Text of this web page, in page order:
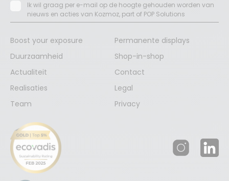
Ik wil graag per e-mail op de hoogte gehouden worden van
nieuws en acties van Kozmoz, part of POP Solutions
Boost your exposure
Duurzaamheid
Permanente displays
Shop-in-shop
Actualiteit
Realisaties
Team
Contact
Legal
Privacy